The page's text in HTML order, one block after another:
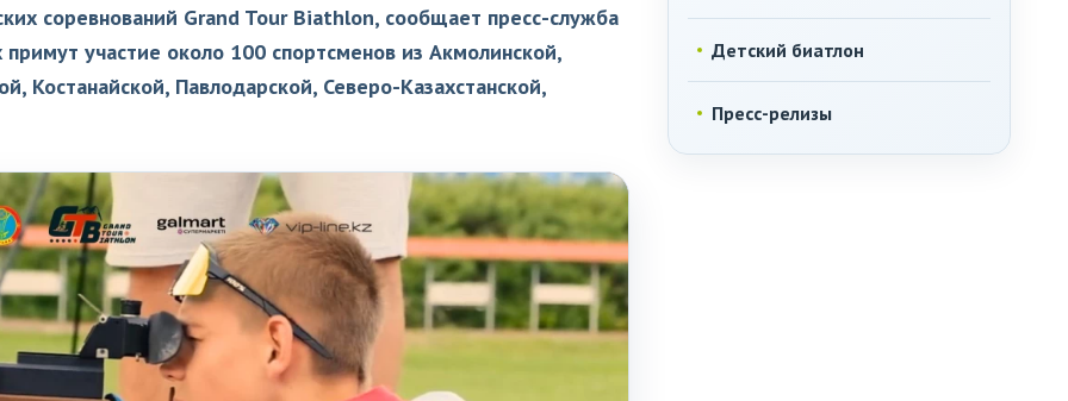
соревнований Grand Tour Biathlon, сообщает пресс-служба
участие около 100 спортсменов из Акмолинской,
Костанайской, Павлодарской, Северо-Казахстанской,
Детский биатлон
Пресс-релизы